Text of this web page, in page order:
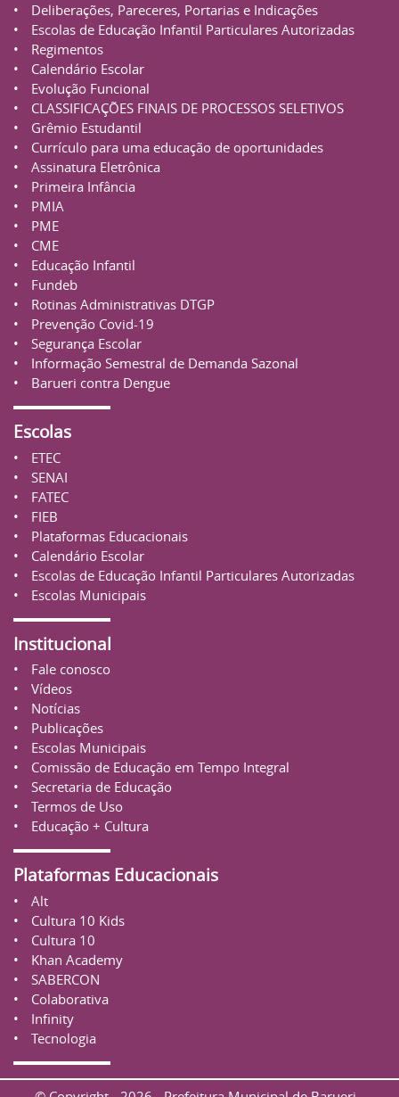
Deliberações, Pareceres, Portarias e Indicações
Escolas de Educação Infantil Particulares Autorizadas
Regimentos
Calendário Escolar
Evolução Funcional
CLASSIFICAÇÕES FINAIS DE PROCESSOS SELETIVOS
Grêmio Estudantil
Currículo para uma educação de oportunidades
Assinatura Eletrônica
Primeira Infância
PMIA
PME
CME
Educação Infantil
Fundeb
Rotinas Administrativas DTGP
Prevenção Covid-19
Segurança Escolar
Informação Semestral de Demanda Sazonal
Barueri contra Dengue
Escolas
ETEC
SENAI
FATEC
FIEB
Plataformas Educacionais
Calendário Escolar
Escolas de Educação Infantil Particulares Autorizadas
Escolas Municipais
Institucional
Fale conosco
Vídeos
Notícias
Publicações
Escolas Municipais
Comissão de Educação em Tempo Integral
Secretaria de Educação
Termos de Uso
Educação + Cultura
Plataformas Educacionais
Alt
Cultura 10 Kids
Cultura 10
Khan Academy
SABERCON
Colaborativa
Infinity
Tecnologia